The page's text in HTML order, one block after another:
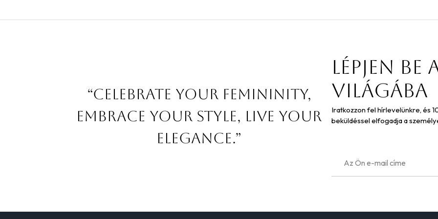
“Celebrate your femininity,
embrace your style, live your
elegance.”
Lépjen
világába
Iratkozzon fel hírlevelünkre, és
beküldéssel elfogadja a